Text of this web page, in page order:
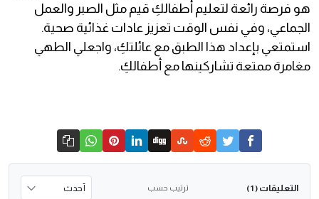
هو فرصة رائعة لتعليم أطفالكِ قيم مثل الصبر والعمل
الجماعي، وفي نفس الوقت تعزيز عادات غذائية صحية.
استمتعي بإعداد هذا الطبق مع عائلتكِ، واجعلي الطهي
مغامرة ممتعة تشاركينها مع أطفالكِ.
التعليقات ( 1 ) ترتيب حسب